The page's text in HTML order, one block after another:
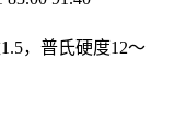
，普氏硬度12〜